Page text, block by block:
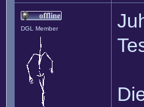
DGL Member